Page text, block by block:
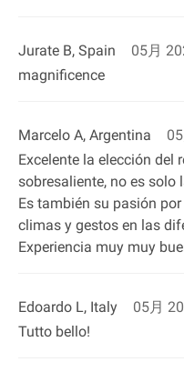
Jurate B, Spain
05月
magnificence
Marcelo A, Argentina
Excelente la elección del
sobresaliente, no es
Es también su pasión
climas y gestos en las
Experiencia muy muy
Edoardo L, Italy
05月
Tutto bello!